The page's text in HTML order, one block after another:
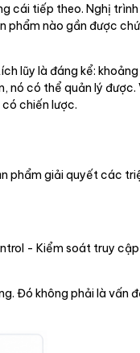
cái tiếp theo. Nghị
phẩm nào gần được
lũy là đáng kể:
nó có thể quản lý
chiến lược.
phẩm giải quyết các
- Kiểm soát truy
Đó không phải là vấn